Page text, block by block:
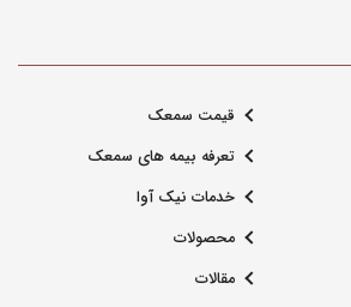
قیمت سمعک
تعرفه بیمه های سمعک
خدمات نیک آوا
محصولات
مقالات